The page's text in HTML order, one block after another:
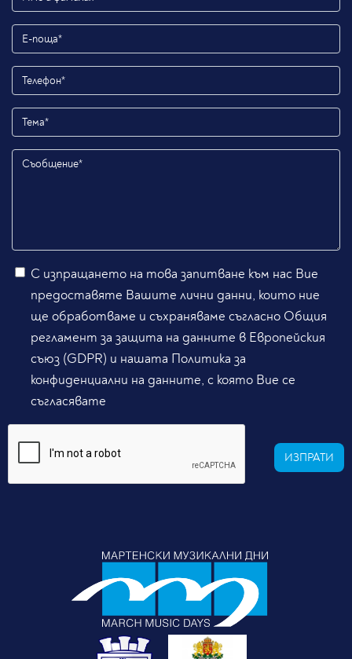
С изпращането на това запитване към нас Вие
предоставяте Вашите лични данни, които ние
ще обработваме и съхраняваме съгласно Общия
регламент за защита на данните в Европейския
съюз (GDPR) и нашата Политика за
конфиденциални на данните, с която Вие се
съгласявате
ИЗПРАТИ